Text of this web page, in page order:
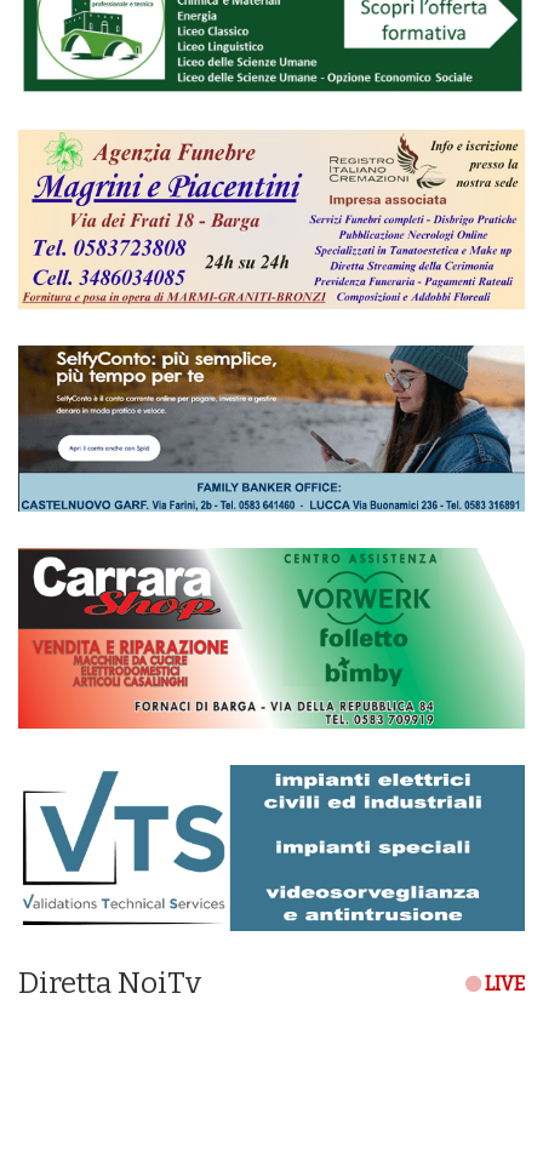
Diretta NoiTv LIVE